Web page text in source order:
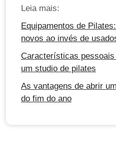
Leia mais:
Equipamentos de
novos ao invés de
Características
um studio de pilates
As vantagens de abrir
do fim do ano